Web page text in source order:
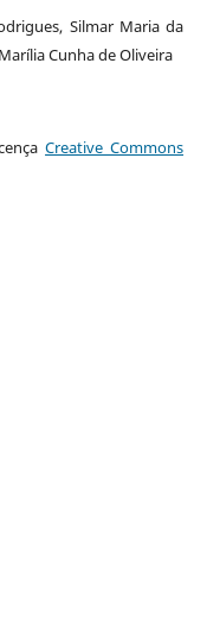
Silmar Maria da
Cunha de Oliveira
Creative Commons